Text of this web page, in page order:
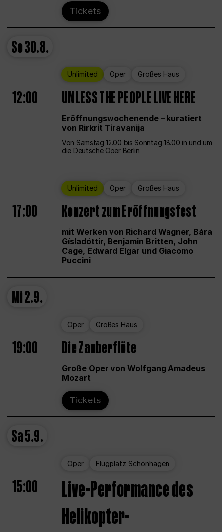
Tickets
So30.8.
Unlimited Oper Großes Haus
12:00 UNLESS THE PEOPLE LIVE HERE
Eröffnungswochenende – kuratiert
von Rirkrit Tiravanija
Von Samstag 12.00 bis Sonntag 18.00 in und um
die Deutsche Oper Berlin
Unlimited Oper Großes Haus
17:00 Konzert zum Eröffnungsfest
mit Werken von Richard Wagner, Bára
Gísladóttir, Benjamin Britten, John
Cage, Edward Elgar und Giacomo
Puccini
Mi2.9.
Oper Großes Haus
19:00 Die Zauberflöte
Große Oper von Wolfgang Amadeus
Mozart
Tickets
Sa5.9.
Oper Flugplatz Schönhagen
15:00
Live-Performance des
Helikopter-